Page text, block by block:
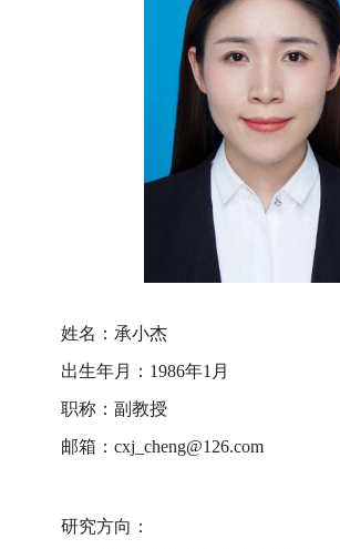
姓名：承小杰
出生年月：1986年1月
职称：副教授
邮箱：cxj_cheng@126.com
研究方向：